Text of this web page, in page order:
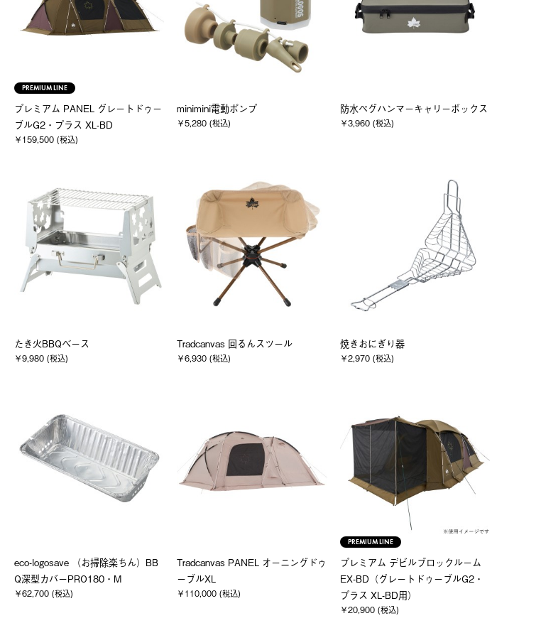
PREMIUM LINE
プレミアム PANEL グレートドゥー
ブルG2・プラス XL-BD
￥159,500 (税込)
minimini電動ポンプ
￥5,280 (税込)
防水ペグハンマーキャリーボックス
￥3,960 (税込)
たき火BBQベース
￥9,980 (税込)
Tradcanvas 回るんスツール
￥6,930 (税込)
焼きおにぎり器
￥2,970 (税込)
eco-logosave （お掃除楽ちん）BB
Q深型カバーPRO180・M
￥62,700 (税込)
Tradcanvas PANEL オーニングドゥ
ーブルXL
￥110,000 (税込)
PREMIUM LINE
プレミアム デビルブロックルーム
EX-BD（グレートドゥーブルG2・
プラス XL-BD用）
￥20,900 (税込)